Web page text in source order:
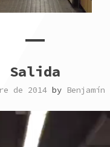
Salida
de 2014 by